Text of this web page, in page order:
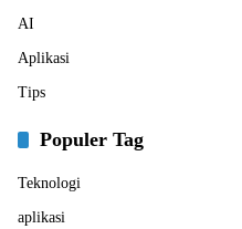
AI
Aplikasi
Tips
Populer Tag
Teknologi
aplikasi